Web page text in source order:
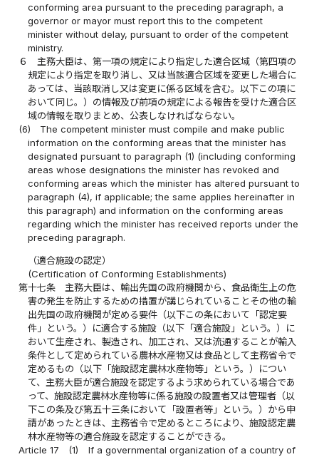
conforming area pursuant to the preceding paragraph, a
governor or mayor must report this to the competent
minister without delay, pursuant to order of the competent
ministry.
６
主務大臣は、第一項の規定により指定した適合区域（第四項の
規定により指定を取り消し、又は当該適合区域を変更した場合に
あっては、当該取消し又は変更に係る区域を含む。以下この項に
おいて同じ。）の情報及び前項の規定による報告を受けた適合区
域の情報を取りまとめ、公表しなければならない。
(6)
The competent minister must compile and make public
information on the conforming areas that the minister has
designated pursuant to paragraph (1) (including conforming
areas whose designations the minister has revoked and
conforming areas which the minister has altered pursuant to
paragraph (4), if applicable; the same applies hereinafter in
this paragraph) and information on the conforming areas
regarding which the minister has received reports under the
preceding paragraph.
（適合施設の認定）
(Certification of Conforming Establishments)
第十七条
主務大臣は、輸出先国の政府機関から、食品衛生上の危
害の発生を防止するための措置が講じられていることその他の輸
出先国の政府機関が定める要件（以下この条において「認定要
件」という。）に適合する施設（以下「適合施設」という。）に
おいて生産され、製造され、加工され、又は流通することが輸入
条件として定められている農林水産物又は食品として主務省令で
定めるもの（以下「施設認定農林水産物等」という。）につい
て、主務大臣が適合施設を認定するよう求められている場合であ
って、施設認定農林水産物等に係る施設の設置者又は管理者（以
下この条及び第五十三条において「設置者等」という。）から申
請があったときは、主務省令で定めるところにより、施設認定農
林水産物等の適合施設を認定することができる。
Article 17
(1)
If a governmental organization of a country of